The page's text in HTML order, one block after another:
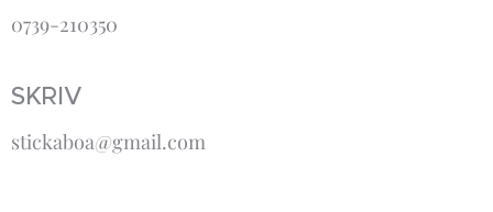
0739-210350
SKRIV
stickaboa@gmail.com